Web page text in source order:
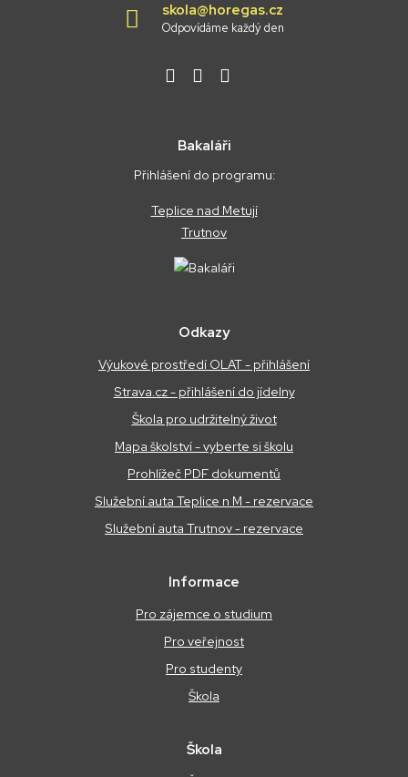
skola@horegas.cz
Odpovídáme každý den
Bakaláři
Přihlášení do programu:
Teplice nad Metují
Trutnov
Odkazy
Výukové prostředí OLAT - přihlášení
Strava.cz - přihlášení do jídelny
Škola pro udržitelný život
Mapa školství - vyberte si školu
Prohlížeč PDF dokumentů
Služební auta Teplice n M - rezervace
Služební auta Trutnov - rezervace
Informace
Pro zájemce o studium
Pro veřejnost
Pro studenty
Škola
Škola